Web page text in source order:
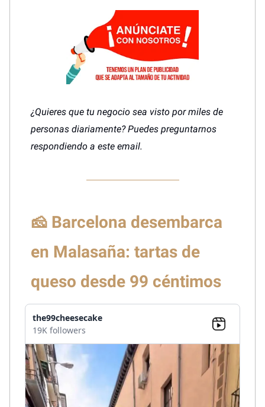
¿Quieres que tu negocio sea visto por miles de
personas diariamente? Puedes preguntarnos
respondiendo a este email.
🧀 Barcelona desembarca
en Malasaña: tartas de
queso desde 99 céntimos
the99cheesecake
19K followers